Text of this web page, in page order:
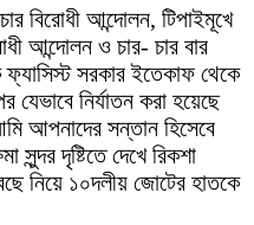
বিরোধী আন্দোলন, টিপাইমূখে
আন্দোলন ও চার- চার বার
ফ্যাসিস্ট সরকার ইতেকাফ থেকে
নির্যাতন করা হয়েছে
আপনাদের সন্তান হিসেবে
দৃষ্টিতে দেখে রিকশা
নিয়ে ১০দলীয় জোটের হাতকে